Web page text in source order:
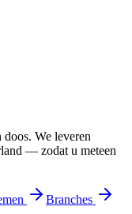
We leveren
— zodat u meteen
Branches